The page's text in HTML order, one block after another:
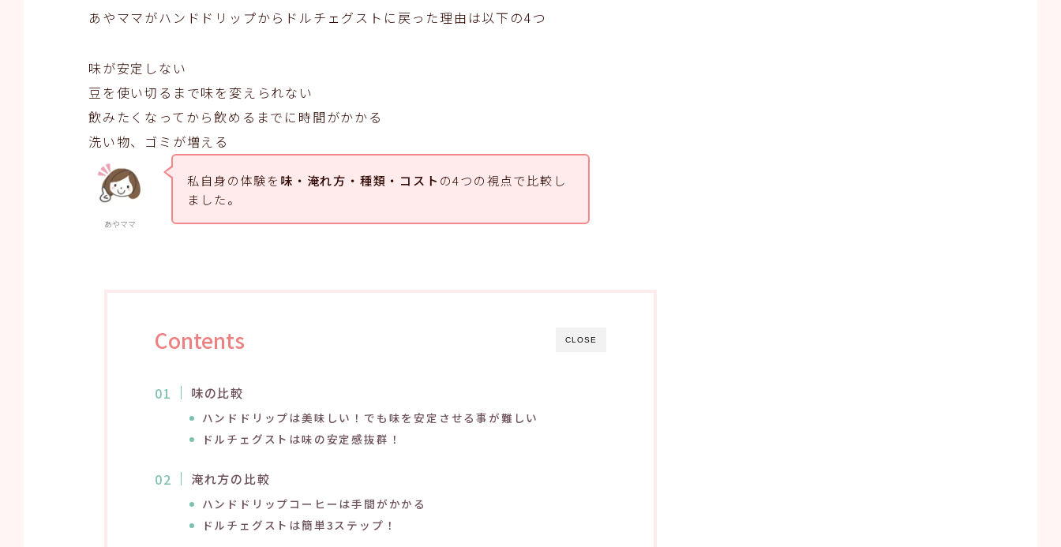
あやママがハンドドリップからドルチェグストに戻った理由は以下の4つ
味が安定しない
豆を使い切るまで味を変えられない
飲みたくなってから飲めるまでに時間がかかる
洗い物、ゴミが増える
あやママ
私自身の体験を 味・淹れ方・種類・コスト の4つの視点で比較し
ました。
CLOSE
Contents
味の比較
ハンドドリップは美味しい！でも味を安定させる事が難しい
ドルチェグストは味の安定感抜群！
淹れ方の比較
ハンドドリップコーヒーは手間がかかる
ドルチェグストは簡単3ステップ！